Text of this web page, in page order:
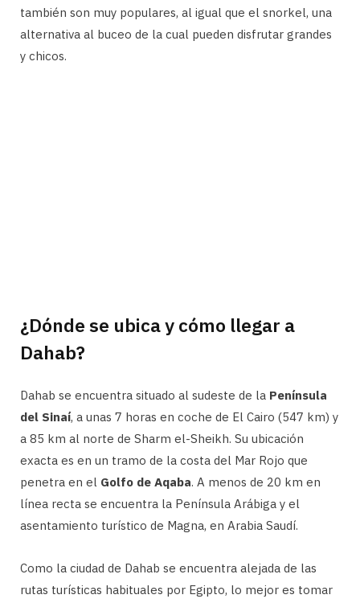
también son muy populares, al igual que el snorkel, una
alternativa al buceo de la cual pueden disfrutar grandes
y chicos.
¿Dónde se ubica y cómo llegar a
Dahab?
Dahab se encuentra situado al sudeste de la Península
del Sinaí, a unas 7 horas en coche de El Cairo (547 km) y
a 85 km al norte de Sharm el-Sheikh. Su ubicación
exacta es en un tramo de la costa del Mar Rojo que
penetra en el Golfo de Aqaba. A menos de 20 km en
línea recta se encuentra la Península Arábiga y el
asentamiento turístico de Magna, en Arabia Saudí.
Como la ciudad de Dahab se encuentra alejada de las
rutas turísticas habituales por Egipto, lo mejor es tomar